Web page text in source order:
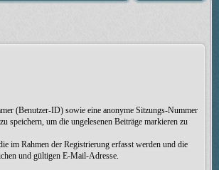
(Benutzer-ID) sowie eine anonyme Sitzungs-Nummer
um die ungelesenen Beiträge markieren zu
im Rahmen der Registrierung erfasst werden und die
und gültigen E-Mail-Adresse.